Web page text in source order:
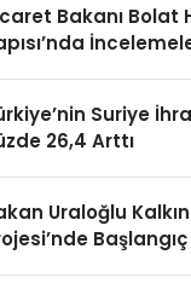
Bakanı Bolat
Suriye
26,4 Arttı
Uraloğlu